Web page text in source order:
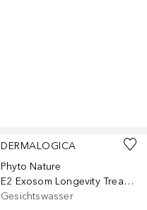
DERMALOGICA
Phyto Nature
E2 Exosom Longevity Treatment
Gesichtswasser